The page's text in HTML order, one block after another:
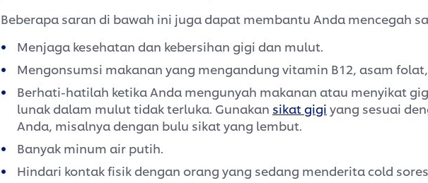
Beberapa saran di bawah ini juga dapat membantu Anda mencegah
Menjaga kesehatan dan kebersihan gigi dan mulut.
Mengonsumsi makanan yang mengandung vitamin B12, asam
Berhati-hatilah ketika Anda mengunyah makanan atau menyikat
lunak dalam mulut tidak terluka. Gunakan sikat gigi yang sesuai
Anda, misalnya dengan bulu sikat yang lembut.
Banyak minum air putih.
Hindari kontak fisik dengan orang yang sedang menderita cold